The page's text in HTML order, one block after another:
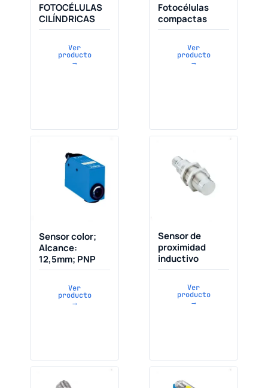
FOTOCÉLULAS
CILÍNDRICAS
Ver
producto
→
Fotocélulas
compactas
Ver
producto
→
Sensor color;
Alcance:
12,5mm; PNP
Ver
producto
→
Sensor de
proximidad
inductivo
Ver
producto
→